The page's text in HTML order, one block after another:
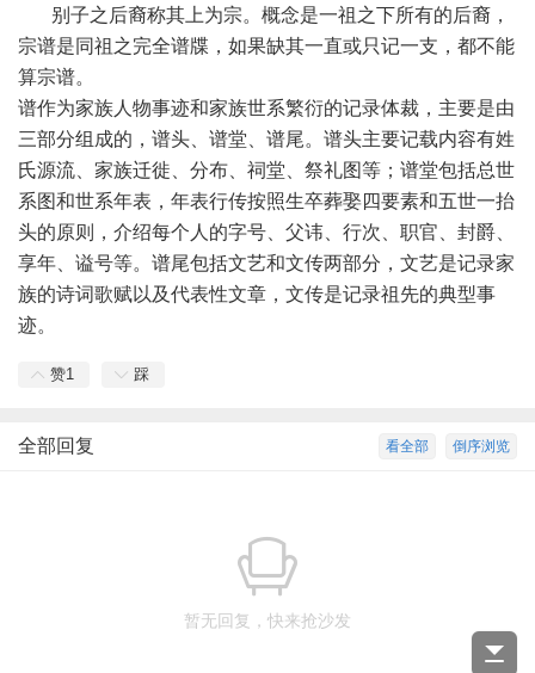
别子之后裔称其上为宗。概念是一祖之下所有的后裔，
宗谱是同祖之完全谱牒，如果缺其一直或只记一支，都不能
算宗谱。
谱作为家族人物事迹和家族世系繁衍的记录体裁，主要是由
三部分组成的，谱头、谱堂、谱尾。谱头主要记载内容有姓
氏源流、家族迁徙、分布、祠堂、祭礼图等；谱堂包括总世
系图和世系年表，年表行传按照生卒葬娶四要素和五世一抬
头的原则，介绍每个人的字号、父讳、行次、职官、封爵、
享年、谥号等。谱尾包括文艺和文传两部分，文艺是记录家
族的诗词歌赋以及代表性文章，文传是记录祖先的典型事
迹。
赞1 踩
倒序浏览
看全部
全部回复
暂无回复，快来抢沙发